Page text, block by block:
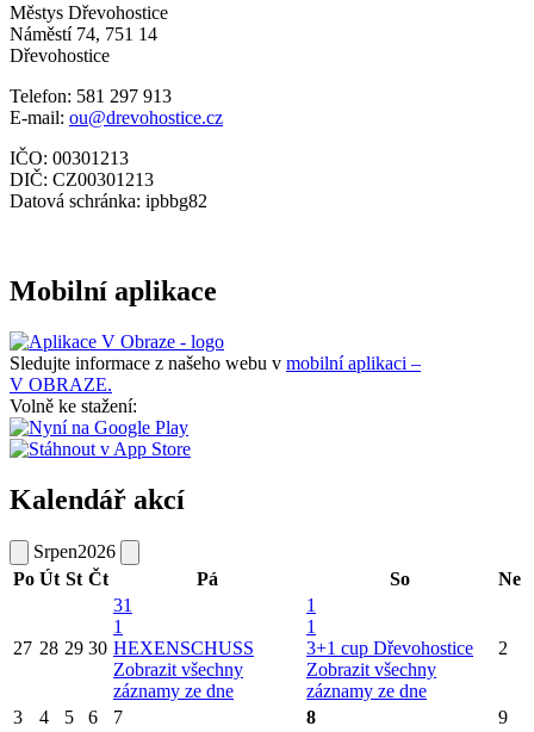
Městys Dřevohostice
Náměstí 74, 751 14
Dřevohostice
Telefon: 581 297 913
E-mail: ou@drevohostice.cz
IČO: 00301213
DIČ: CZ00301213
Datová schránka: ipbbg82
Mobilní aplikace
Sledujte informace z našeho webu v mobilní aplikaci –
V OBRAZE.
Volně ke stažení:
Kalendář akcí
Srpen2026
Po Út St Čt Pá So Ne
27 28 29 30
31
1
HEXENSCHUSS
Zobrazit všechny
záznamy ze dne
1
1
3+1 cup Dřevohostice
Zobrazit všechny
záznamy ze dne
2
3 4 5 6 7 8 9